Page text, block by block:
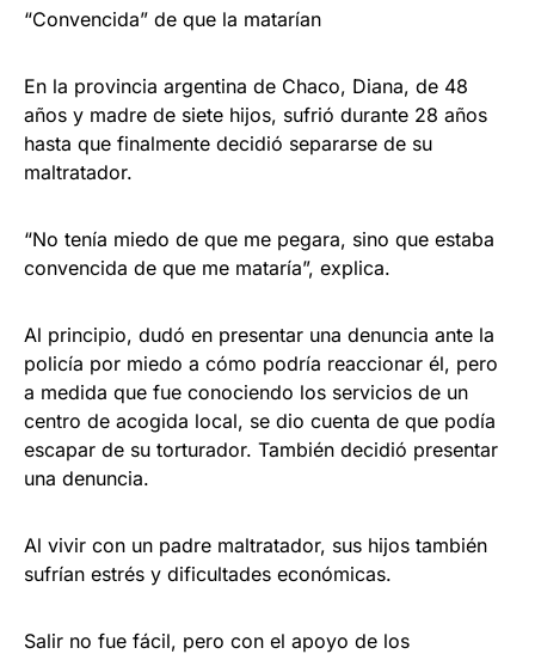
“Convencida” de que la matarían
En la provincia argentina de Chaco, Diana, de 48
años y madre de siete hijos, sufrió durante 28 años
hasta que finalmente decidió separarse de su
maltratador.
“No tenía miedo de que me pegara, sino que estaba
convencida de que me mataría”, explica.
Al principio, dudó en presentar una denuncia ante la
policía por miedo a cómo podría reaccionar él, pero
a medida que fue conociendo los servicios de un
centro de acogida local, se dio cuenta de que podía
escapar de su torturador. También decidió presentar
una denuncia.
Al vivir con un padre maltratador, sus hijos también
sufrían estrés y dificultades económicas.
Salir no fue fácil, pero con el apoyo de los